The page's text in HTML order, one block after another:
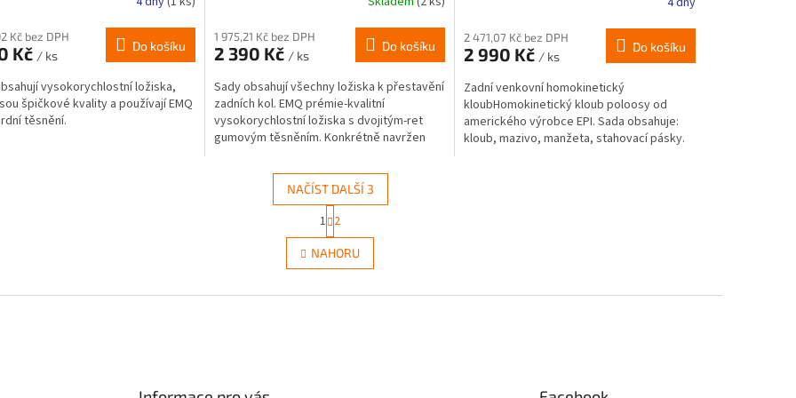
Kč bez DPH
Kč / ks
Do košíku
vysokorychlostní ložiska,
špičkové kvality a používají EMQ
těsnění.
1 975,21 Kč bez DPH
2 390 Kč / ks
Do košíku
Sady obsahují všechny ložiska k přestavění
zadních kol. EMQ prémie-kvalitní
vysokorychlostní ložiska s dvojitým-ret
gumovým těsněním. Konkrétně navržen
2 471,07 Kč bez DPH
2 990 Kč / ks
Do košíku
Zadní venkovní homokinetický
kloubHomokinetický kloub poloosy od
amerického výrobce EPI. Sada obsahuje:
kloub, mazivo, manžeta, stahovací pásky.
O
v
l
d
NAČÍST DALŠÍ 3
S
t
r
á
n
1 2
NAHORU